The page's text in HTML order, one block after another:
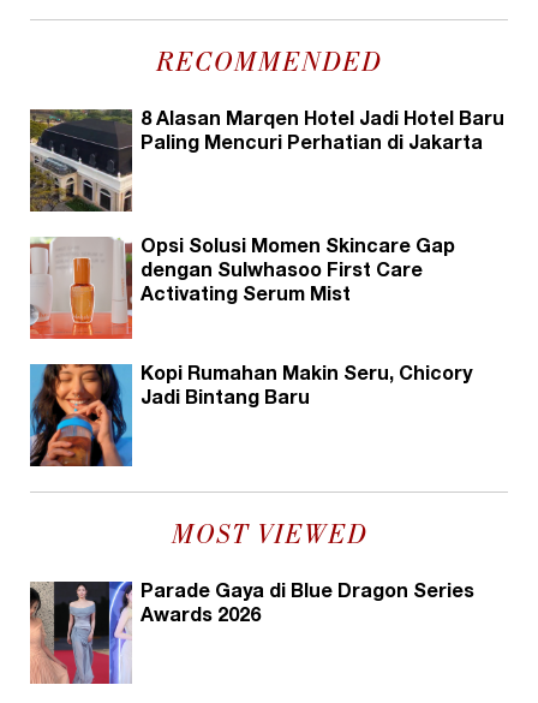
RECOMMENDED
8 Alasan Marqen Hotel Jadi Hotel Baru
Paling Mencuri Perhatian di Jakarta
Opsi Solusi Momen Skincare Gap
dengan Sulwhasoo First Care
Activating Serum Mist
Kopi Rumahan Makin Seru, Chicory
Jadi Bintang Baru
MOST VIEWED
Parade Gaya di Blue Dragon Series
Awards 2026